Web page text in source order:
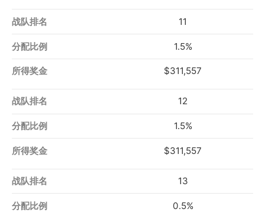
11
1.5%
$311,557
12
1.5%
$311,557
13
0.5%